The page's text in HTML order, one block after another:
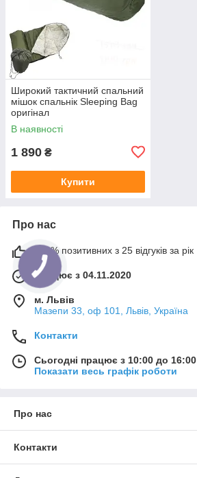
Широкий тактичний спальний
мішок спальнік Sleeping Bag
оригінал
В наявності
1 890 ₴
Купити
Про нас
100% позитивних з 25 відгуків за рік
Працює з 04.11.2020
м. Львів
Мазепи 33, оф 101, Львів, Україна
Контакти
Сьогодні працює з 10:00 до 16:00
Показати весь графік роботи
Про нас
Контакти